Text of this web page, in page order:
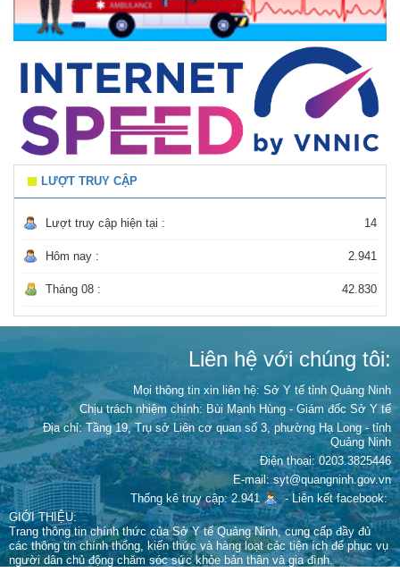
LƯỢT TRUY CẬP
Lượt truy cập hiện tại : 14
Hôm nay : 2.941
Tháng 08 : 42.830
Liên hệ với chúng tôi:
Mọi thông tin xin liên hệ: Sở Y tế tỉnh Quảng Ninh
Chịu trách nhiệm chính: Bùi Mạnh Hùng - Giám đốc Sở Y tế
Địa chỉ: Tầng 19, Trụ sở Liên cơ quan số 3, phường Hạ Long - tỉnh
Quảng Ninh
Điện thoại: 0203.3825446
E-mail: syt@quangninh.gov.vn
Thống kê truy cập: 2.941
-Liên kết facebook:
GIỚI THIỆU:
Trang thông tin chính thức của Sở Y tế Quảng Ninh, cung cấp đầy đủ
các thông tin chính thống, kiến thức và hàng loạt các tiện ích để phục vụ
người dân chủ động chăm sóc sức khỏe bản thân và gia đình.